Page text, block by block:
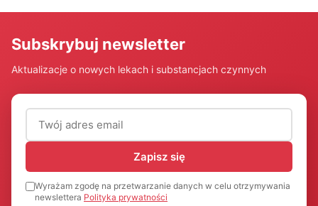
Subskrybuj newsletter
Aktualizacje o nowych lekach i substancjach czynnych
Adres email (wymagany)
Zapisz się
Wyrażam zgodę na przetwarzanie danych w celu otrzymywania
newslettera Polityka prywatności